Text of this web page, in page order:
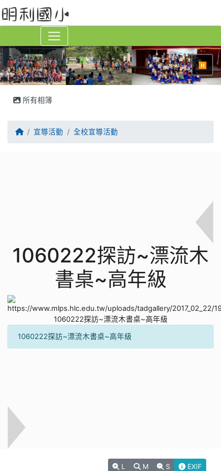
⏸
所有相簿
回首頁宣導活動 全校宣導活動
1060222探訪~漂流木
書桌~高年級
1060222探訪~漂流木書桌~高年級
L M S EXIF